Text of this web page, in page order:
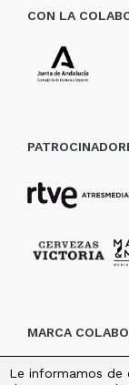
CON LA
MARCA
Le informamos de